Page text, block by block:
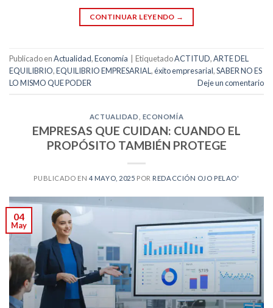
CONTINUAR LEYENDO →
Publicado enActualidad,Economía EtiquetadoACTITUD,ARTE DEL
EQUILIBRIO,EQUILIBRIO EMPRESARIAL,éxito empresarial,SABER NO ES
LO MISMO QUE PODER
Deje un comentario
ACTUALIDAD ECONOMÍA
EMPRESAS QUE CUIDAN: CUANDO EL
PROPÓSITO TAMBIÉN PROTEGE
PUBLICADO EN 4 MAYO, 2025 POR REDACCIÓN OJO PELAO'
04
May